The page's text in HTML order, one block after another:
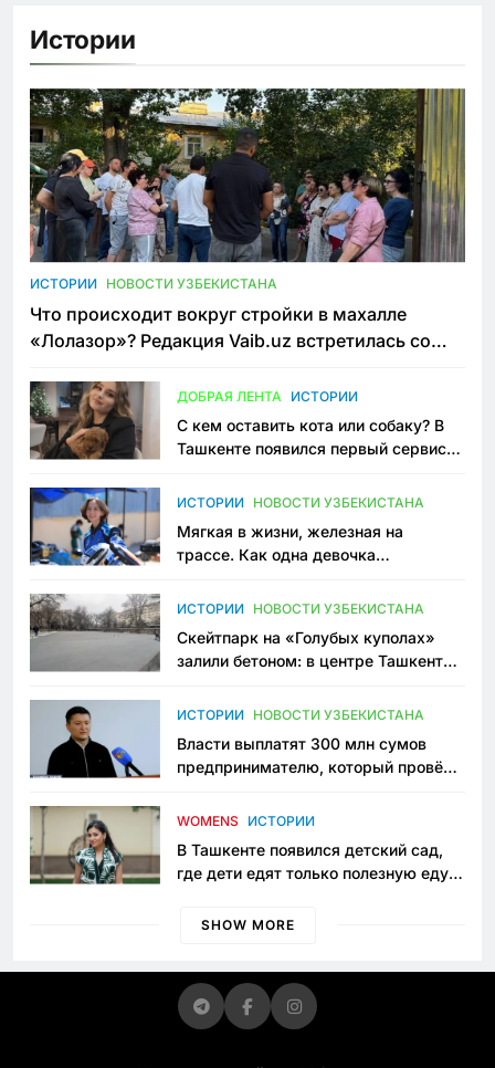
Истории
ИСТОРИИ НОВОСТИ УЗБЕКИСТАНА
Что происходит вокруг стройки в махалле
«Лолазор»? Редакция Vaib.uz встретилась со
ДОБРАЯ ЛЕНТА ИСТОРИИ
С кем оставить кота или собаку? В
Ташкенте появился первый сервис
ИСТОРИИ НОВОСТИ УЗБЕКИСТАНА
Мягкая в жизни, железная на
трассе. Как одна девочка
Узбекистане
ИСТОРИИ НОВОСТИ УЗБЕКИСТАНА
Скейтпарк на «Голубых куполах»
залили бетоном: в центре Ташкента
пространство
ИСТОРИИ НОВОСТИ УЗБЕКИСТАНА
Власти выплатят 300 млн сумов
предпринимателю, который провёл
приговору
WOMENS ИСТОРИИ
В Ташкенте появился детский сад,
где дети едят только полезную еду.
просить «кашу без сахара»
SHOW MORE